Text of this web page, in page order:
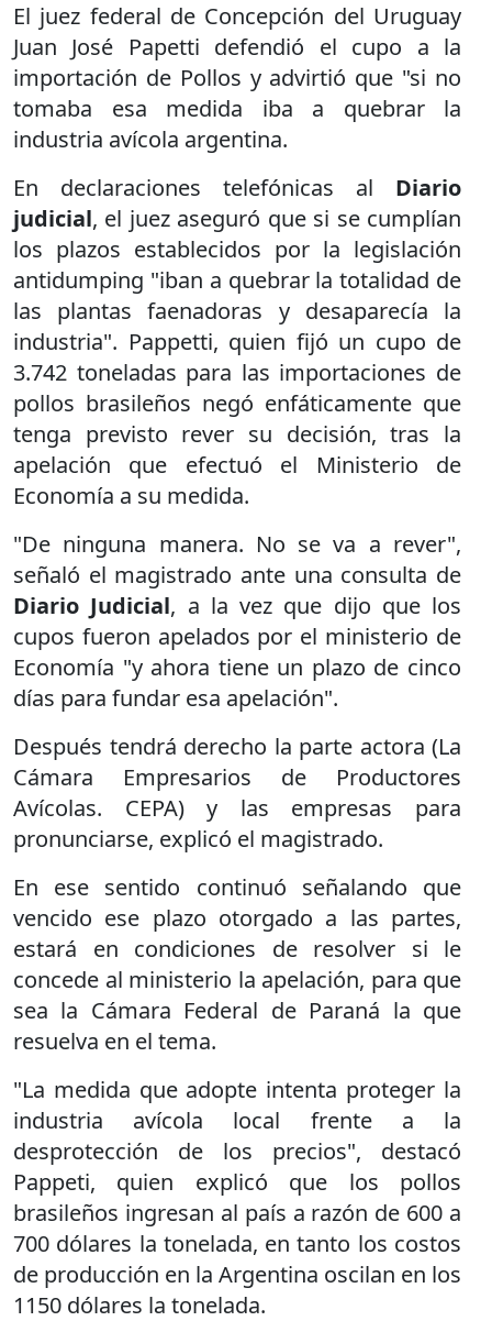
El juez federal de Concepción del Uruguay
Juan José Papetti defendió el cupo a la
importación de Pollos y advirtió que "si no
tomaba esa medida iba a quebrar la
industria avícola argentina.
En declaraciones telefónicas al Diario
judicial, el juez aseguró que si se cumplían
los plazos establecidos por la legislación
antidumping "iban a quebrar la totalidad de
las plantas faenadoras y desaparecía la
industria". Pappetti, quien fijó un cupo de
3.742 toneladas para las importaciones de
pollos brasileños negó enfáticamente que
tenga previsto rever su decisión, tras la
apelación que efectuó el Ministerio de
Economía a su medida.
"De ninguna manera. No se va a rever",
señaló el magistrado ante una consulta de
Diario Judicial, a la vez que dijo que los
cupos fueron apelados por el ministerio de
Economía "y ahora tiene un plazo de cinco
días para fundar esa apelación".
Después tendrá derecho la parte actora (La
Cámara Empresarios de Productores
Avícolas. CEPA) y las empresas para
pronunciarse, explicó el magistrado.
En ese sentido continuó señalando que
vencido ese plazo otorgado a las partes,
estará en condiciones de resolver si le
concede al ministerio la apelación, para que
sea la Cámara Federal de Paraná la que
resuelva en el tema.
"La medida que adopte intenta proteger la
industria avícola local frente a la
desprotección de los precios", destacó
Pappeti, quien explicó que los pollos
brasileños ingresan al país a razón de 600 a
700 dólares la tonelada, en tanto los costos
de producción en la Argentina oscilan en los
1150 dólares la tonelada.